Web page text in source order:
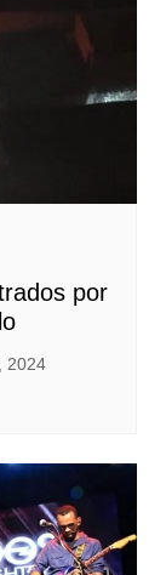
por
2024